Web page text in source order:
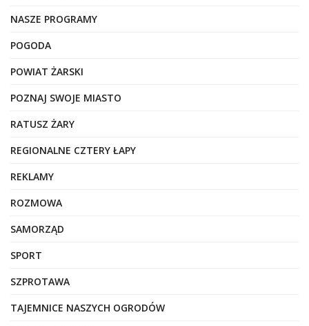
NASZE PROGRAMY
POGODA
POWIAT ŻARSKI
POZNAJ SWOJE MIASTO
RATUSZ ŻARY
REGIONALNE CZTERY ŁAPY
REKLAMY
ROZMOWA
SAMORZĄD
SPORT
SZPROTAWA
TAJEMNICE NASZYCH OGRODÓW